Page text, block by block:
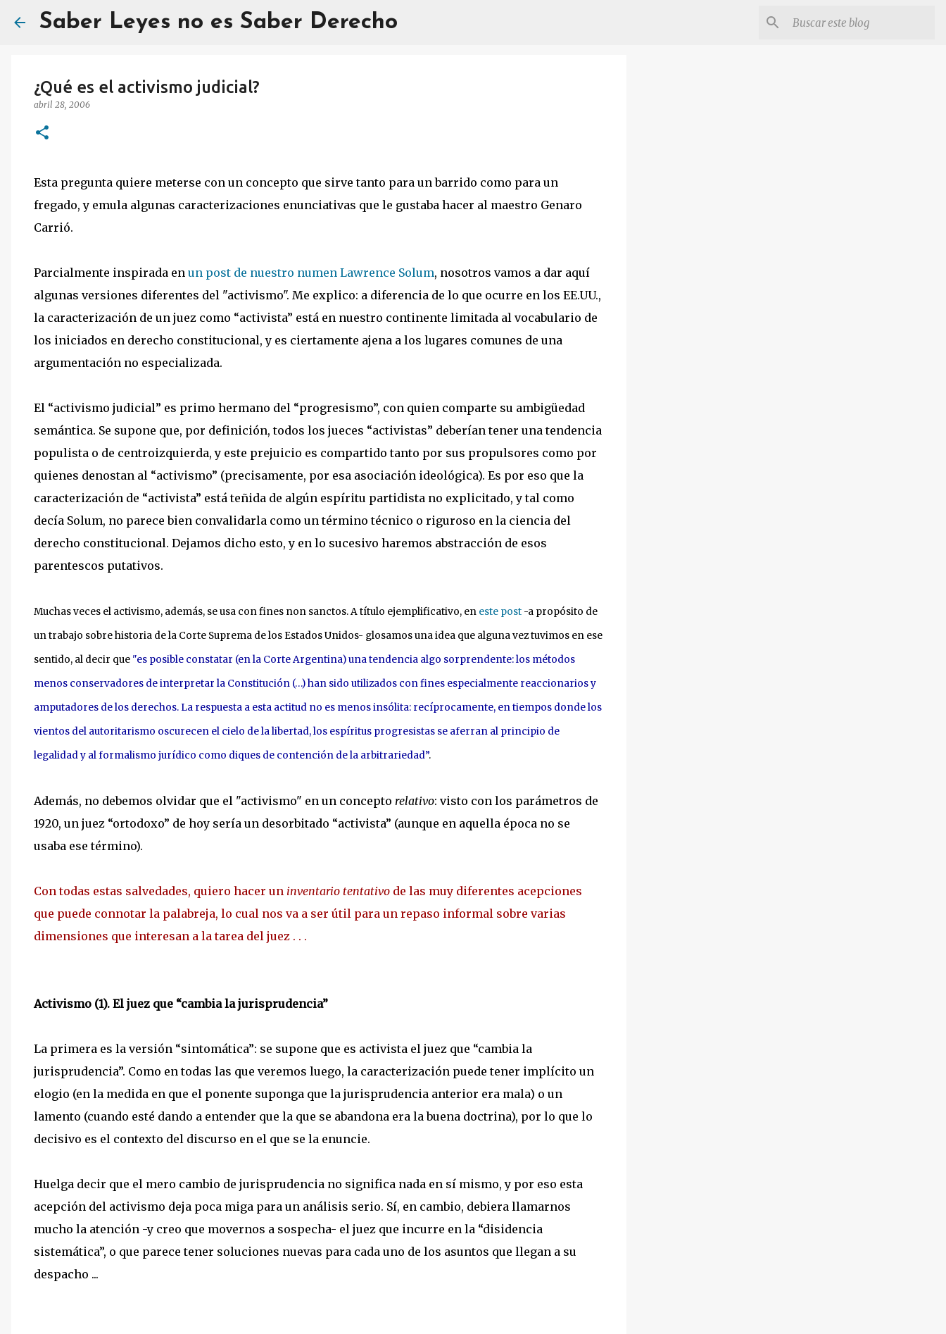
Saber Leyes no es Saber Derecho
¿Qué es el activismo judicial?
abril 28, 2006
Esta pregunta quiere meterse con un concepto que sirve tanto para un barrido como para un
fregado, y emula algunas caracterizaciones enunciativas que le gustaba hacer al maestro Genaro
Carrió.
Parcialmente inspirada en un post de nuestro numen Lawrence Solum, nosotros vamos a dar aquí
algunas versiones diferentes del "activismo". Me explico: a diferencia de lo que ocurre en los EE.UU.,
la caracterización de un juez como “activista” está en nuestro continente limitada al vocabulario de
los iniciados en derecho constitucional, y es ciertamente ajena a los lugares comunes de una
argumentación no especializada.
El “activismo judicial” es primo hermano del “progresismo”, con quien comparte su ambigüedad
semántica. Se supone que, por definición, todos los jueces “activistas” deberían tener una tendencia
populista o de centroizquierda, y este prejuicio es compartido tanto por sus propulsores como por
quienes denostan al “activismo” (precisamente, por esa asociación ideológica). Es por eso que la
caracterización de “activista” está teñida de algún espíritu partidista no explicitado, y tal como
decía Solum, no parece bien convalidarla como un término técnico o riguroso en la ciencia del
derecho constitucional. Dejamos dicho esto, y en lo sucesivo haremos abstracción de esos
parentescos putativos.
Muchas veces el activismo, además, se usa con fines non sanctos. A título ejemplificativo, en este post -a propósito de
un trabajo sobre historia de la Corte Suprema de los Estados Unidos- glosamos una idea que alguna vez tuvimos en ese
sentido, al decir que "es posible constatar (en la Corte Argentina) una tendencia algo sorprendente: los métodos
menos conservadores de interpretar la Constitución (…) han sido utilizados con fines especialmente reaccionarios y
amputadores de los derechos. La respuesta a esta actitud no es menos insólita: recíprocamente, en tiempos donde los
vientos del autoritarismo oscurecen el cielo de la libertad, los espíritus progresistas se aferran al principio de
legalidad y al formalismo jurídico como diques de contención de la arbitrariedad”.
Además, no debemos olvidar que el "activismo" en un concepto relativo: visto con los parámetros de
1920, un juez “ortodoxo” de hoy sería un desorbitado “activista” (aunque en aquella época no se
usaba ese término).
Con todas estas salvedades, quiero hacer un inventario tentativo de las muy diferentes acepciones
que puede connotar la palabreja, lo cual nos va a ser útil para un repaso informal sobre varias
dimensiones que interesan a la tarea del juez . . .
Activismo (1). El juez que “cambia la jurisprudencia”
La primera es la versión “sintomática”: se supone que es activista el juez que “cambia la
jurisprudencia”. Como en todas las que veremos luego, la caracterización puede tener implícito un
elogio (en la medida en que el ponente suponga que la jurisprudencia anterior era mala) o un
lamento (cuando esté dando a entender que la que se abandona era la buena doctrina), por lo que lo
decisivo es el contexto del discurso en el que se la enuncie.
Huelga decir que el mero cambio de jurisprudencia no significa nada en sí mismo, y por eso esta
acepción del activismo deja poca miga para un análisis serio. Sí, en cambio, debiera llamarnos
mucho la atención -y creo que movernos a sospecha- el juez que incurre en la “disidencia
sistemática”, o que parece tener soluciones nuevas para cada uno de los asuntos que llegan a su
despacho ...